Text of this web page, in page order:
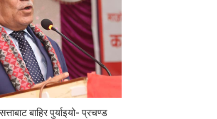
बाहिर पुर्याइयो- प्रचण्ड